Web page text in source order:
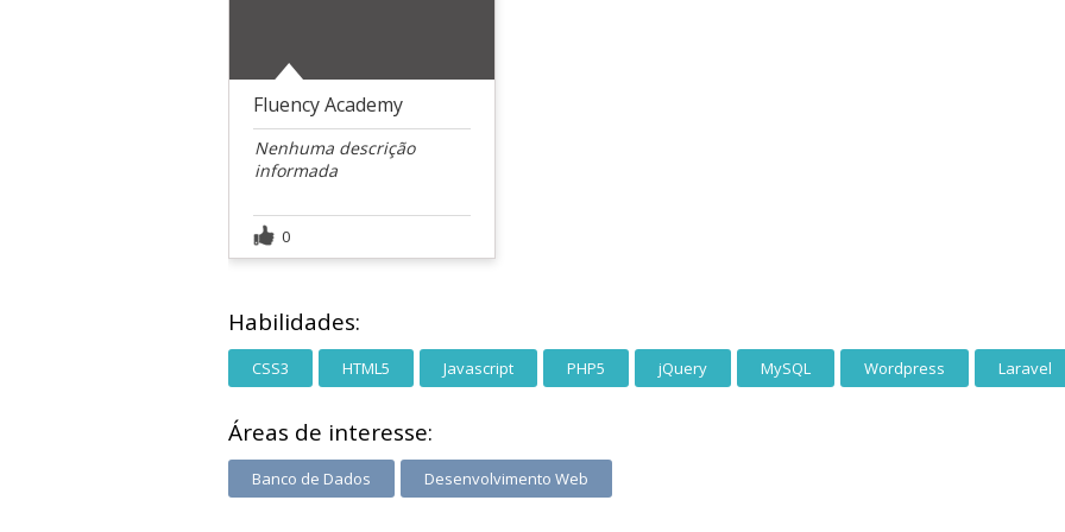
Fluency Academy
Nenhuma descrição
informada
0
Habilidades:
CSS3 HTML5 Javascript PHP5 jQuery MySQL Wordpress Laravel
Áreas de interesse:
Banco de Dados Desenvolvimento Web